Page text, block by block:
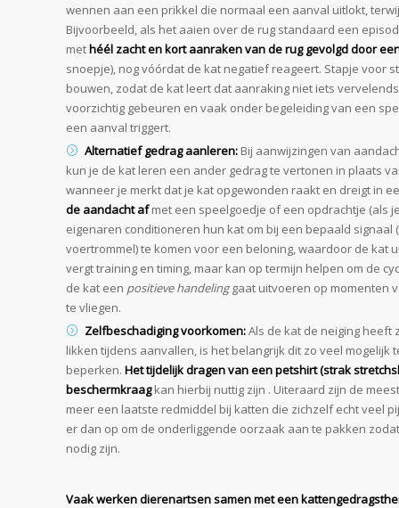
wennen aan een prikkel die normaal een aanval uitlokt,
Bijvoorbeeld, als het aaien over de rug standaard een
methéél zacht en kort aanraken van de rug gevolgd door
snoepje), nog vóórdat de kat negatief reageert. Stapje voor
bouwen, zodat de kat leert dat aanraking niet iets
voorzichtig gebeuren en vaak onder begeleiding van een
een aanval triggert.
Alternatief gedrag aanleren: Bij aanwijzingen van
kun je de kat leren een ander gedrag te vertonen in plaats
wanneer je merkt dat je kat opgewonden raakt en dreigt in
de aandacht afmet een speelgoedje of een opdrachtje (als
eigenaren conditioneren hun kat om bij een bepaald signaal
voertrommel) te komen voor een beloning, waardoor de kat
vergt training en timing, maar kan op termijn helpen om de
de kat een positieve handelinggaat uitvoeren op momenten
te vliegen.
Zelfbeschadiging voorkomen:Als de kat de neiging heeft
likken tijdens aanvallen, is het belangrijk dit zo veel mogelijk
beperken. Het tijdelijk dragen van een petshirt (strak
beschermkraagkan hierbij nuttig zijn . Uiteraard zijn de
meer een laatste redmiddel bij katten die zichzelf echt veel
er dan op om de onderliggende oorzaak aan te pakken
nodig zijn.
Vaak werken dierenartsen samen met een